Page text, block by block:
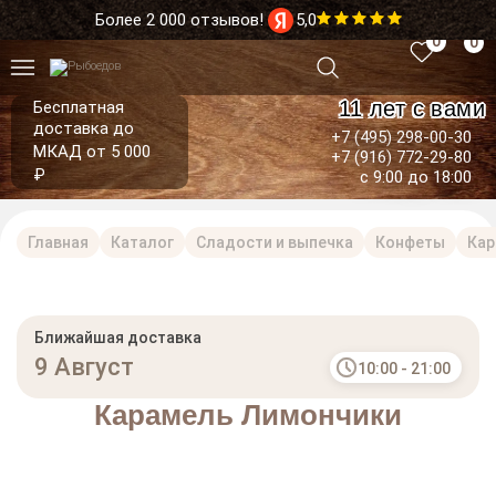
Более 2 000 отзывов! 5,0
Бесплатная
доставка до
МКАД от 5 000
₽
11 лет с вами
+7 (495) 298-00-30
+7 (916) 772-29-80
с 9:00 до 18:00
0 0
Главная Каталог Сладости и выпечка Конфеты
Карамель Лимончики
Ближайшая доставка
9 Август 10:00 - 21:00